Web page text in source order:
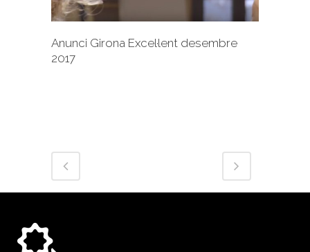
Anunci Girona Excel·lent desembre
2017